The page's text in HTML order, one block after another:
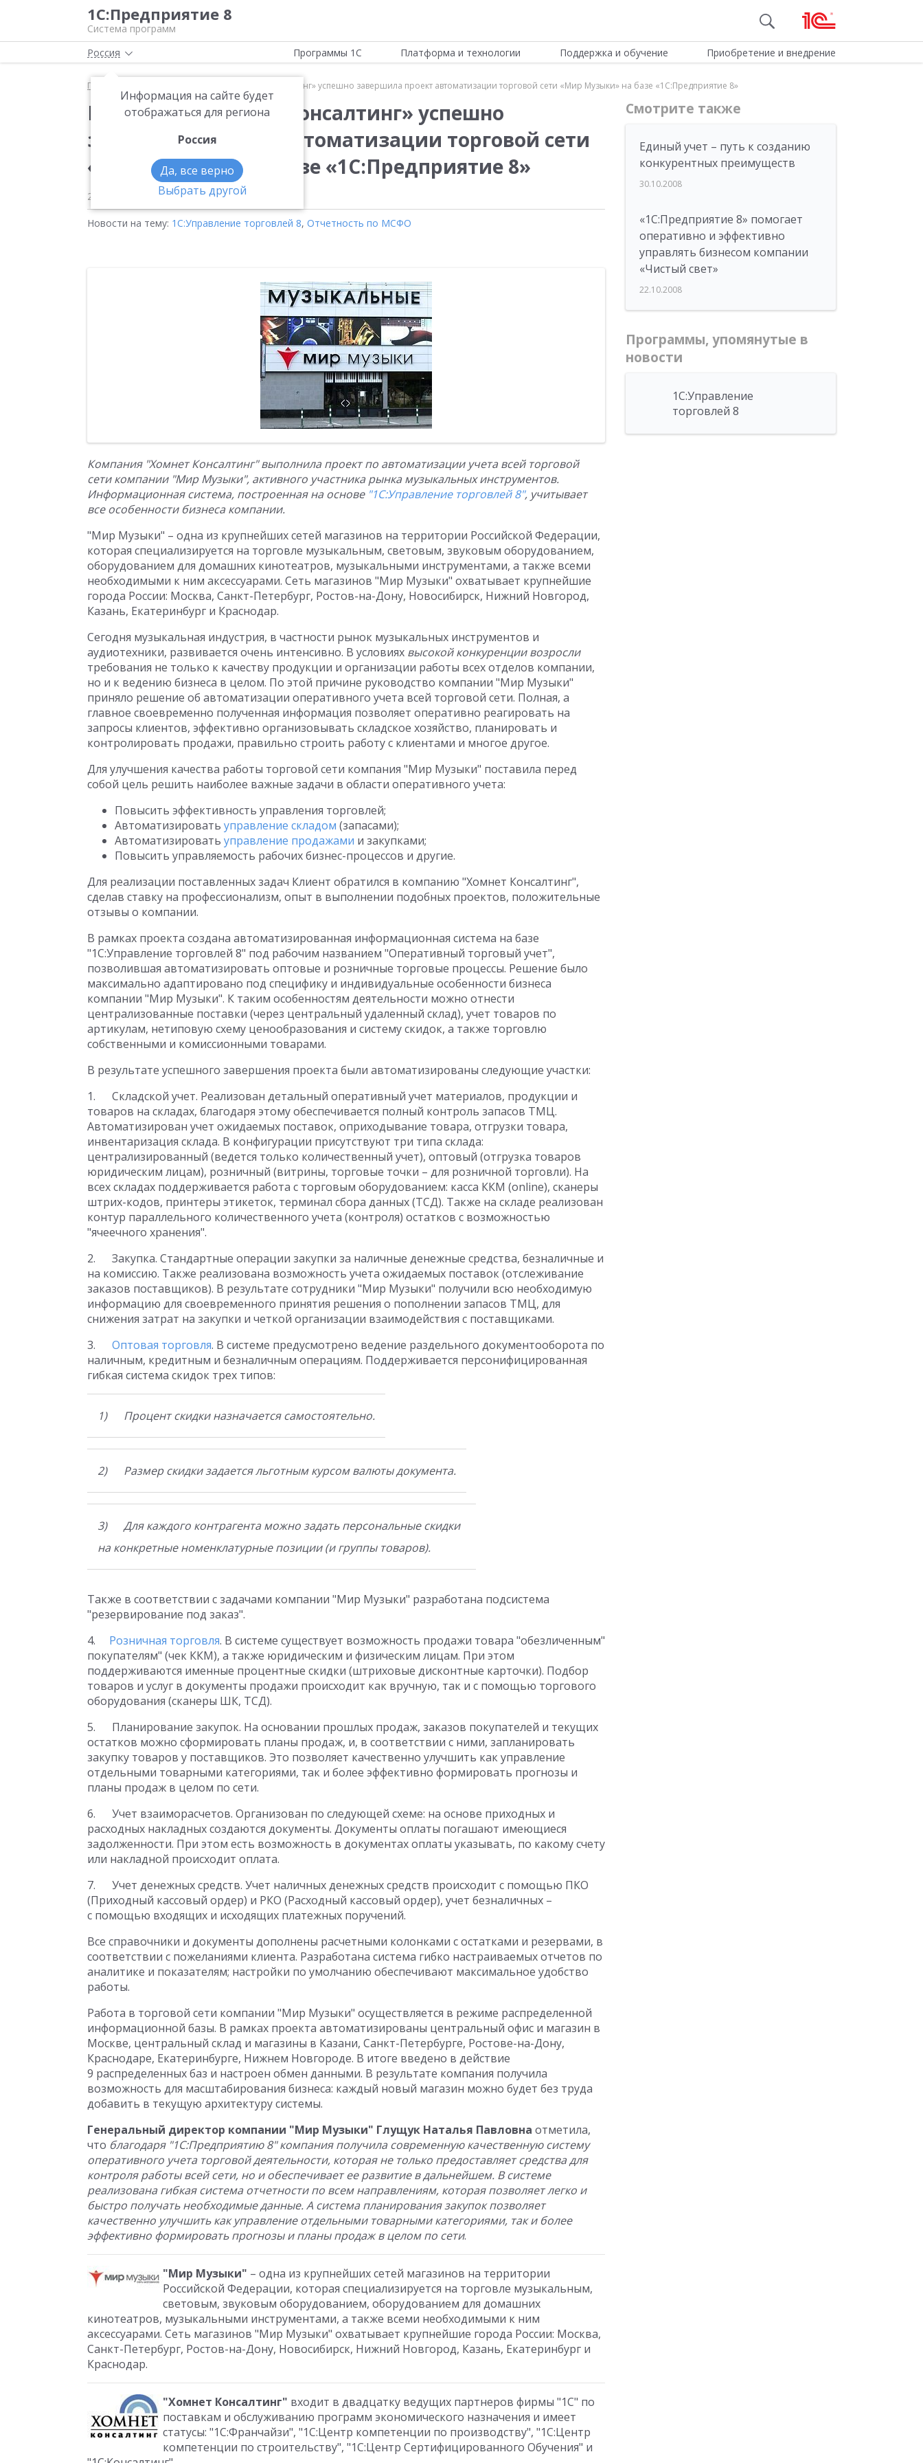
1С:Предприятие 8
Система программ
Россия
Информация на сайте будет
отображаться для региона
Россия
Да, все верно
Выбрать другой
Программы 1С Платформа и технологии Поддержка и обучение Приобретение и внедрение
Главная Компания «Хомнет Консалтинг» успешно завершила проект автоматизации торговой сети «Мир Музыки» на базе «1С:Предприятие 8»
Компания «Хомнет Консалтинг» успешно
завершила проект автоматизации торговой сети
«Мир Музыки» на базе «1С:Предприятие 8»
23.10.2008
Новости на тему: 1С:Управление торговлей 8, Отчетность по МСФО
Компания "Хомнет Консалтинг" выполнила проект по автоматизации учета всей торговой
сети компании "Мир Музыки", активного участника рынка музыкальных инструментов.
Информационная система, построенная на основе "1С:Управление торговлей 8", учитывает
все особенности бизнеса компании.
"Мир Музыки" – одна из крупнейших сетей магазинов на территории Российской Федерации,
которая специализируется на торговле музыкальным, световым, звуковым оборудованием,
оборудованием для домашних кинотеатров, музыкальными инструментами, а также всеми
необходимыми к ним аксессуарами. Сеть магазинов "Мир Музыки" охватывает крупнейшие
города России: Москва, Санкт-Петербург, Ростов-на-Дону, Новосибирск, Нижний Новгород,
Казань, Екатеринбург и Краснодар.
Сегодня музыкальная индустрия, в частности рынок музыкальных инструментов и
аудиотехники, развивается очень интенсивно. В условиях высокой конкуренции возросли
требования не только к качеству продукции и организации работы всех отделов компании,
но и к ведению бизнеса в целом. По этой причине руководство компании "Мир Музыки"
приняло решение об автоматизации оперативного учета всей торговой сети. Полная, а
главное своевременно полученная информация позволяет оперативно реагировать на
запросы клиентов, эффективно организовывать складское хозяйство, планировать и
контролировать продажи, правильно строить работу с клиентами и многое другое.
Для улучшения качества работы торговой сети компания "Мир Музыки" поставила перед
собой цель решить наиболее важные задачи в области оперативного учета:
Повысить эффективность управления торговлей;
Автоматизировать управление складом (запасами);
Автоматизировать управление продажами и закупками;
Повысить управляемость рабочих бизнес-процессов и другие.
Для реализации поставленных задач Клиент обратился в компанию "Хомнет Консалтинг",
сделав ставку на профессионализм, опыт в выполнении подобных проектов, положительные
отзывы о компании.
В рамках проекта создана автоматизированная информационная система на базе
"1С:Управление торговлей 8" под рабочим названием "Оперативный торговый учет",
позволившая автоматизировать оптовые и розничные торговые процессы. Решение было
максимально адаптировано под специфику и индивидуальные особенности бизнеса
компании "Мир Музыки". К таким особенностям деятельности можно отнести
централизованные поставки (через центральный удаленный склад), учет товаров по
артикулам, нетиповую схему ценообразования и систему скидок, а также торговлю
собственными и комиссионными товарами.
В результате успешного завершения проекта были автоматизированы следующие участки:
1. Складской учет. Реализован детальный оперативный учет материалов, продукции и
товаров на складах, благодаря этому обеспечивается полный контроль запасов ТМЦ.
Автоматизирован учет ожидаемых поставок, оприходывание товара, отгрузки товара,
инвентаризация склада. В конфигурации присутствуют три типа склада:
централизированный (ведется только количественный учет), оптовый (отгрузка товаров
юридическим лицам), розничный (витрины, торговые точки – для розничной торговли). На
всех складах поддерживается работа с торговым оборудованием: касса ККМ (online), сканеры
штрих-кодов, принтеры этикеток, терминал сбора данных (ТСД). Также на складе реализован
контур параллельного количественного учета (контроля) остатков с возможностью
"ячеечного хранения".
2. Закупка. Стандартные операции закупки за наличные денежные средства, безналичные и
на комиссию. Также реализована возможность учета ожидаемых поставок (отслеживание
заказов поставщиков). В результате сотрудники "Мир Музыки" получили всю необходимую
информацию для своевременного принятия решения о пополнении запасов ТМЦ, для
снижения затрат на закупки и четкой организации взаимодействия с поставщиками.
3. Оптовая торговля. В системе предусмотрено ведение раздельного документооборота по
наличным, кредитным и безналичным операциям. Поддерживается персонифицированная
гибкая система скидок трех типов:
1) Процент скидки назначается самостоятельно.
2) Размер скидки задается льготным курсом валюты документа.
3) Для каждого контрагента можно задать персональные скидки
на конкретные номенклатурные позиции (и группы товаров).
Также в соответствии с задачами компании "Мир Музыки" разработана подсистема
"резервирование под заказ".
4. Розничная торговля. В системе существует возможность продажи товара "обезличенным"
покупателям" (чек ККМ), а также юридическим и физическим лицам. При этом
поддерживаются именные процентные скидки (штриховые дисконтные карточки). Подбор
товаров и услуг в документы продажи происходит как вручную, так и с помощью торгового
оборудования (сканеры ШК, ТСД).
5. Планирование закупок. На основании прошлых продаж, заказов покупателей и текущих
остатков можно сформировать планы продаж, и, в соответствии с ними, запланировать
закупку товаров у поставщиков. Это позволяет качественно улучшить как управление
отдельными товарными категориями, так и более эффективно формировать прогнозы и
планы продаж в целом по сети.
6. Учет взаиморасчетов. Организован по следующей схеме: на основе приходных и
расходных накладных создаются документы. Документы оплаты погашают имеющиеся
задолженности. При этом есть возможность в документах оплаты указывать, по какому счету
или накладной происходит оплата.
7. Учет денежных средств. Учет наличных денежных средств происходит с помощью ПКО
(Приходный кассовый ордер) и РКО (Расходный кассовый ордер), учет безналичных –
с помощью входящих и исходящих платежных поручений.
Все справочники и документы дополнены расчетными колонками с остатками и резервами, в
соответствии с пожеланиями клиента. Разработана система гибко настраиваемых отчетов по
аналитике и показателям; настройки по умолчанию обеспечивают максимальное удобство
работы.
Работа в торговой сети компании "Мир Музыки" осуществляется в режиме распределенной
информационной базы. В рамках проекта автоматизированы центральный офис и магазин в
Москве, центральный склад и магазины в Казани, Санкт-Петербурге, Ростове-на-Дону,
Краснодаре, Екатеринбурге, Нижнем Новгороде. В итоге введено в действие
9 распределенных баз и настроен обмен данными. В результате компания получила
возможность для масштабирования бизнеса: каждый новый магазин можно будет без труда
добавить в текущую архитектуру системы.
Генеральный директор компании "Мир Музыки" Глущук Наталья Павловна отметила,
что благодаря "1С:Предприятию 8" компания получила современную качественную систему
оперативного учета торговой деятельности, которая не только предоставляет средства для
контроля работы всей сети, но и обеспечивает ее развитие в дальнейшем. В системе
реализована гибкая система отчетности по всем направлениям, которая позволяет легко и
быстро получать необходимые данные. А система планирования закупок позволяет
качественно улучшить как управление отдельными товарными категориями, так и более
эффективно формировать прогнозы и планы продаж в целом по сети.
"Мир Музыки" – одна из крупнейших сетей магазинов на территории
Российской Федерации, которая специализируется на торговле музыкальным,
световым, звуковым оборудованием, оборудованием для домашних
кинотеатров, музыкальными инструментами, а также всеми необходимыми к ним
аксессуарами. Сеть магазинов "Мир Музыки" охватывает крупнейшие города России: Москва,
Санкт-Петербург, Ростов-на-Дону, Новосибирск, Нижний Новгород, Казань, Екатеринбург и
Краснодар.
"Хомнет Консалтинг" входит в двадцатку ведущих партнеров фирмы "1С" по
поставкам и обслуживанию программ экономического назначения и имеет
статусы: "1С:Франчайзи", "1С:Центр компетенции по производству", "1С:Центр
компетенции по строительству", "1С:Центр Сертифицированного Обучения" и
Смотрите также
Единый учет – путь к созданию
конкурентных преимуществ
30.10.2008
«1С:Предприятие 8» помогает
оперативно и эффективно
управлять бизнесом компании
«Чистый свет»
22.10.2008
Программы, упомянутые в
новости
1С:Управление
торговлей 8